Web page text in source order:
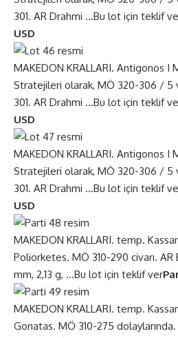
301. AR Drahmi …Bu lot için teklif
USD
MAKEDON KRALLARI. Antigonos I
Stratejileri olarak, MÖ 320-306 / 5
301. AR Drahmi …Bu lot için teklif
USD
MAKEDON KRALLARI. Antigonos I
Stratejileri olarak, MÖ 320-306 / 5
301. AR Drahmi …Bu lot için teklif
USD
MAKEDON KRALLARI. temp.
Poliorketes. MÖ 310-290 civarı.
mm, 2,13 g, …Bu lot için teklif ver
MAKEDON KRALLARI. temp.
Gonatas. MÖ 310-275